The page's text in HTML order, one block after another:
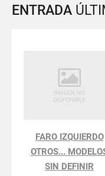
ENTRADA
FARO IZQUIERDO
OTROS...
SIN DEFINIR